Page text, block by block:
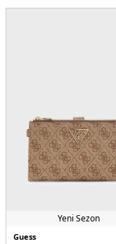
Yeni Sezon
Guess